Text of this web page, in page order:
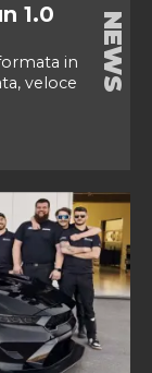
1.0
in
veloce
NEWS